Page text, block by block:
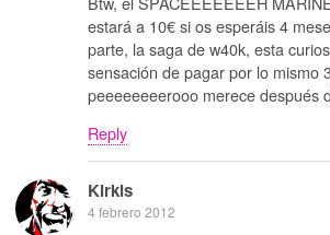
estará a 10€ si os esperáis 4
parte, la saga de w40k, esta
sensación de pagar por lo mismo
peeeeeeeerooo merece después
Reply
Kirkis
4 febrero 2012